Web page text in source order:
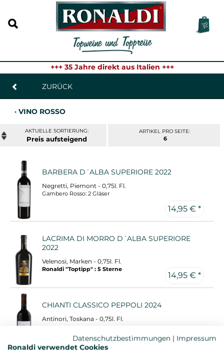
+++ 35 Jahre direkt aus Italien +++
ZURÜCK
· VINO ROSSO
Preis
ARTIKEL PRO SEITE:
6
BARBERA D´ALBA SUPERIORE 2022
Negretti, Piemont - 0,75l. Fl.
Gambero Rosso: 2 Gläser
14,95 € *
LACRIMA DI MORRO D´ALBA SUPERIORE
2022
Velenosi, Marken - 0,75l. Fl.
Ronaldi "Toptipp" : 5 Sterne
14,95 € *
CHIANTI CLASSICO PEPPOLI 2024
Antinori, Toskana - 0,75l. Fl.
14,95 € *
Datenschutzbestimmungen | Impressum
Ronaldi verwendet Cookies